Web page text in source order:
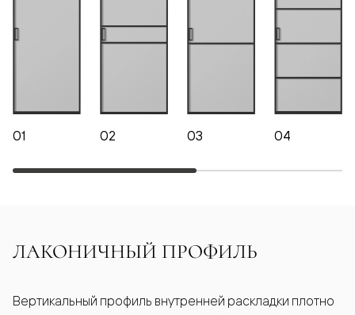
01 02 03 04
ЛАКОНИЧНЫЙ ПРОФИЛЬ
Вертикальный профиль внутренней раскладки плотно